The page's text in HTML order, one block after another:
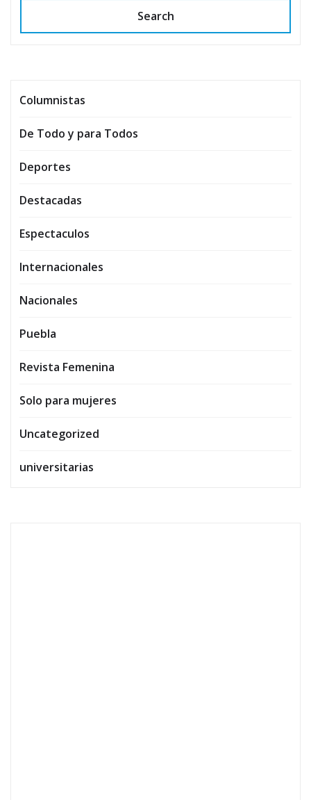
Search
Columnistas
De Todo y para Todos
Deportes
Destacadas
Espectaculos
Internacionales
Nacionales
Puebla
Revista Femenina
Solo para mujeres
Uncategorized
universitarias